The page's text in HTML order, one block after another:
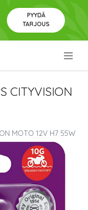
PYYDÄ
TARJOUS
CITYVISION
MOTO 12V H7 55W